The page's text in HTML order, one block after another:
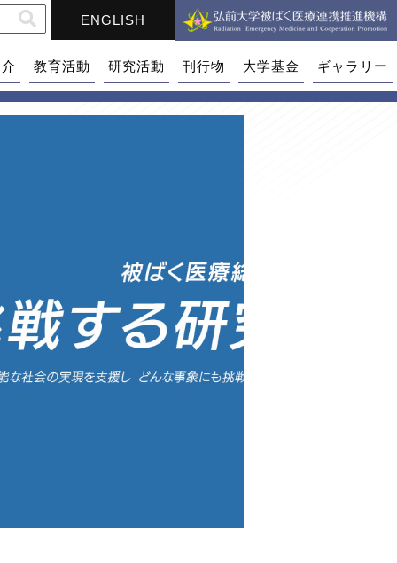
ENGLISH
教育活動 研究活動 刊行物 大学基金 ギャラリー